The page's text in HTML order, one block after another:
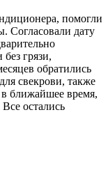
помогли
Согласовали дату
грязи,
обратились
свекрови, также
ближайшее время,
остались